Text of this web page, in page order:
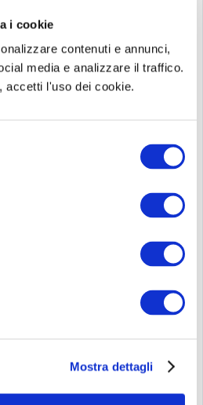
i cookie
contenuti e annunci,
media e analizzare il traffico.
accetti l'uso dei cookie.
Mostra dettagli